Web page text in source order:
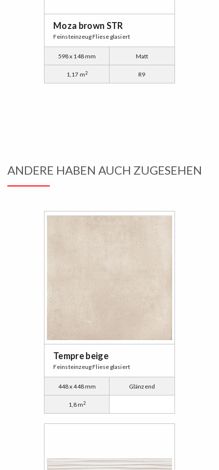
Moza brown STR
Feinsteinzeug Fliese glasiert
598 x 148 mm Matt
1,17 m2 R9
ANDERE HABEN AUCH ZUGESEHEN
Tempre beige
Feinsteinzeug Fliese glasiert
448 x 448 mm Glänzend
1,8 m2